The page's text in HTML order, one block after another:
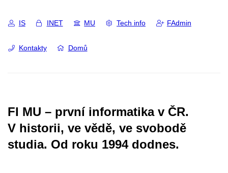
IS INET MU Tech info FAdmin
Kontakty Domů
FI MU – první informatika v ČR.
V historii, ve vědě, ve svobodě
studia. Od roku 1994 dodnes.